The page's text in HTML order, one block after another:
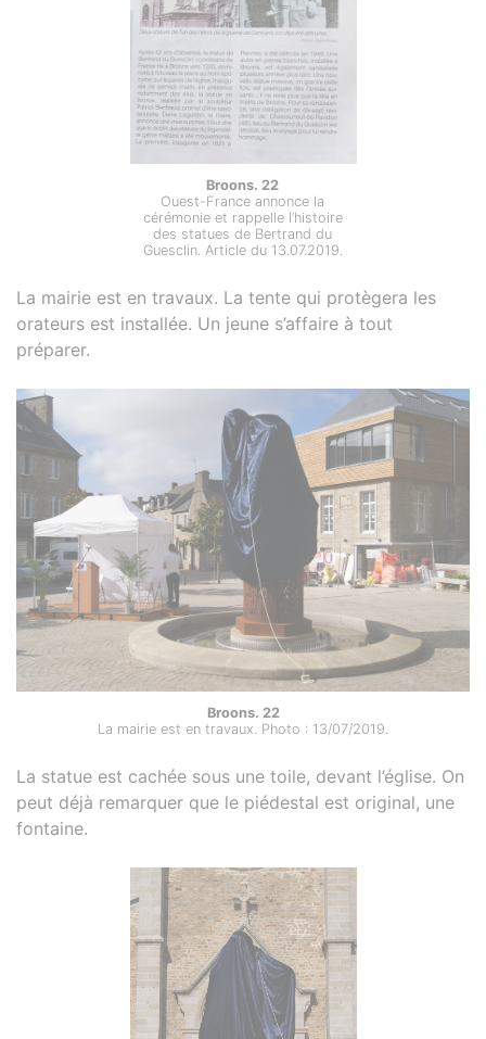
Broons. 22
Ouest-France annonce la
cérémonie et rappelle l’histoire
des statues de Bertrand du
Guesclin. Article du 13.07.2019.
La mairie est en travaux. La tente qui protègera les
orateurs est installée. Un jeune s’affaire à tout
préparer.
Broons. 22
La mairie est en travaux. Photo : 13/07/2019.
La statue est cachée sous une toile, devant l’église. On
peut déjà remarquer que le piédestal est original, une
fontaine.